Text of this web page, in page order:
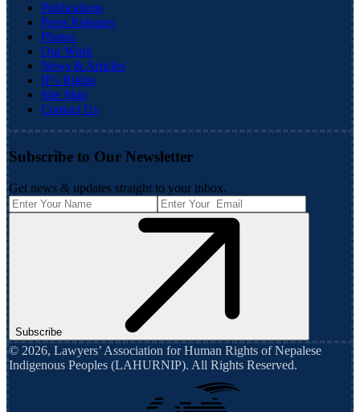
Publications
Press Releases
Photos
Our Work
News & Articles
IP's Rights
Site Map
Contact Us
Subscribe to Our Newsletter
Get news & updates straight to your inbox.
Subscribe
© 2026, Lawyers’ Association for Human Rights of Nepalese
Indigenous Peoples (LAHURNIP). All Rights Reserved.